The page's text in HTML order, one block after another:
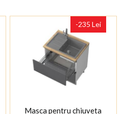
-235 Lei
Masca pentru chiuveta